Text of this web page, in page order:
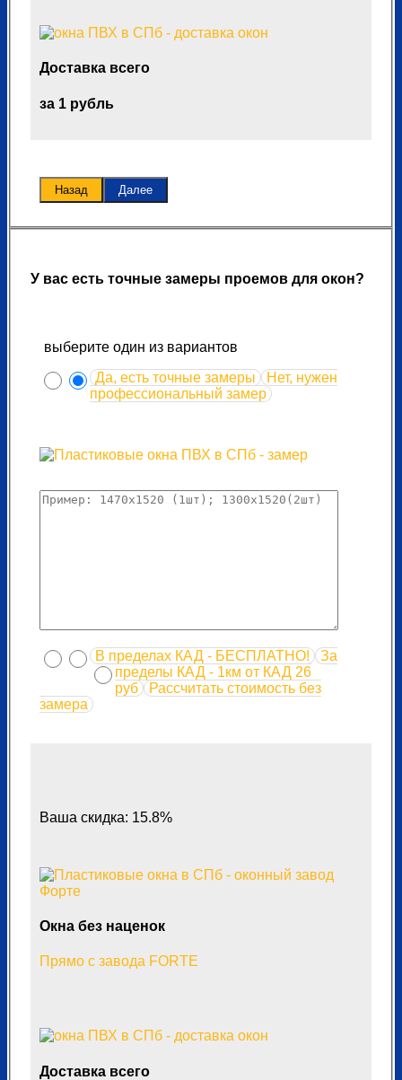
Доставка всего
за 1 рубль
Назад Далее
У вас есть точные замеры проемов для окон?
выберите один из вариантов
Да, есть точные замеры
Нет, нужен
профессиональный замер
В пределах КАД - БЕСПЛАТНО!
За
пределы КАД - 1км от КАД 26
руб
Рассчитать стоимость без
замера
Ваша скидка: 15.8%
Окна без наценок
Прямо с завода FORTE
Доставка всего